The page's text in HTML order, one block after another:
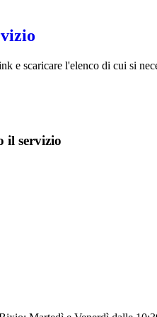
e scaricare l'elenco di cui si
il servizio